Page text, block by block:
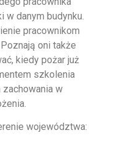
danym budynku.
pracownikom
oni także
kiedy pożar już
szkolenia
w
województwa: